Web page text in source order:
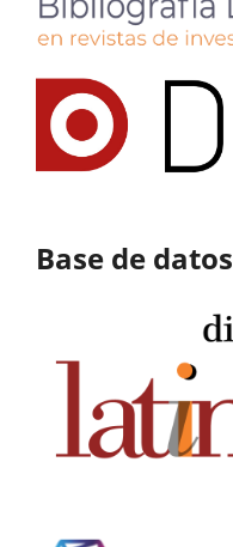
Base de datos